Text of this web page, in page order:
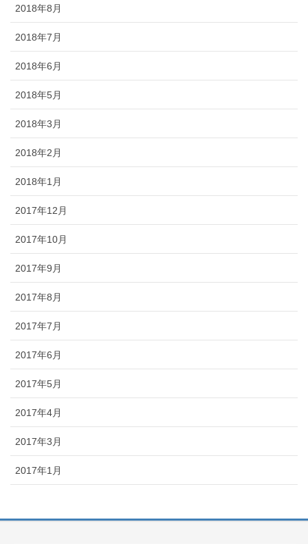
2018年8月
2018年7月
2018年6月
2018年5月
2018年3月
2018年2月
2018年1月
2017年12月
2017年10月
2017年9月
2017年8月
2017年7月
2017年6月
2017年5月
2017年4月
2017年3月
2017年1月